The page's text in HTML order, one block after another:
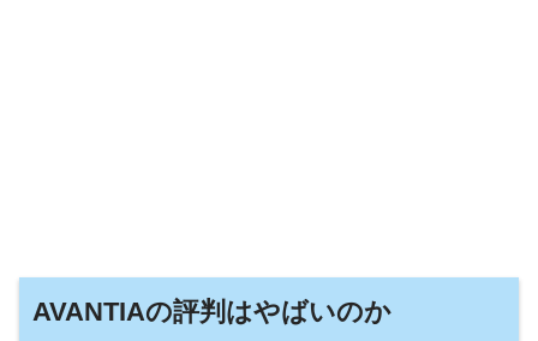
AVANTIAの評判はやばいのか